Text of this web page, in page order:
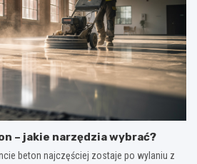
– jakie narzędzia wybrać?
beton najczęściej zostaje po wylaniu z